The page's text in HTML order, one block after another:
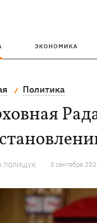
ЭКОНОМИКА
Политика
ПОЛИЩУК 5 сентября